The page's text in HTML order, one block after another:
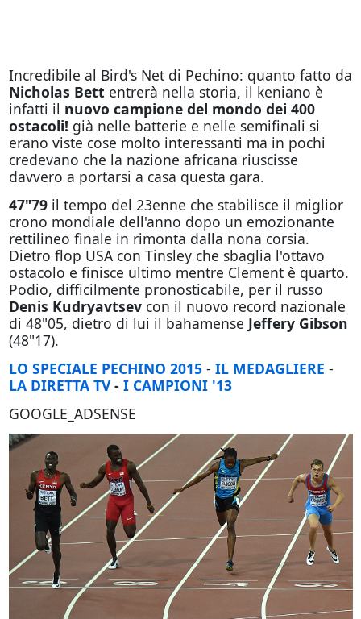
Incredibile al Bird's Net di Pechino: quanto fatto da
Nicholas Bett entrerà nella storia, il keniano è
infatti il nuovo campione del mondo dei 400
ostacoli! già nelle batterie e nelle semifinali si
erano viste cose molto interessanti ma in pochi
credevano che la nazione africana riuscisse
davvero a portarsi a casa questa gara.
47"79il tempo del 23enne che stabilisce il miglior
crono mondiale dell'anno dopo un emozionante
rettilineo finale in rimonta dalla nona corsia.
Dietro flop USA con Tinsley che sbaglia l'ottavo
ostacolo e finisce ultimo mentre Clement è quarto.
Podio, difficilmente pronosticabile, per il russo
Denis Kudryavtsev con il nuovo record nazionale
di 48"05, dietro di lui il bahamense Jeffery Gibson
(48"17).
LO SPECIALE PECHINO 2015- IL MEDAGLIERE -
LA DIRETTA TV- I CAMPIONI '13
GOOGLE_ADSENSE